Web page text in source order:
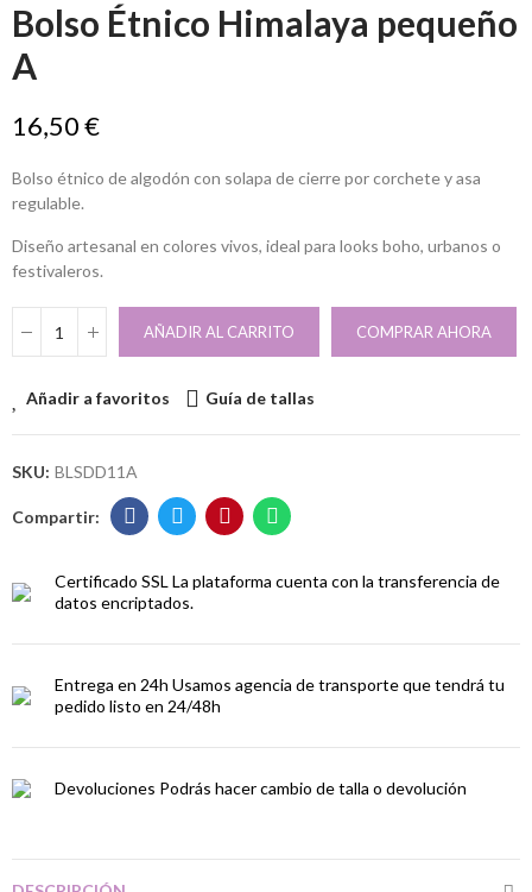
Bolso Étnico Himalaya pequeño
A
16,50 €
Bolso étnico de algodón con solapa de cierre por corchete y asa
regulable.
Diseño artesanal en colores vivos, ideal para looks boho, urbanos o
festivaleros.
AÑADIR AL CARRITO COMPRAR AHORA
Añadir a favoritos Guía de tallas
SKU: BLSDD11A
Certificado SSL La plataforma cuenta con la transferencia de
datos encriptados.
Entrega en 24h Usamos agencia de transporte que tendrá tu
pedido listo en 24/48h
Devoluciones Podrás hacer cambio de talla o devolución